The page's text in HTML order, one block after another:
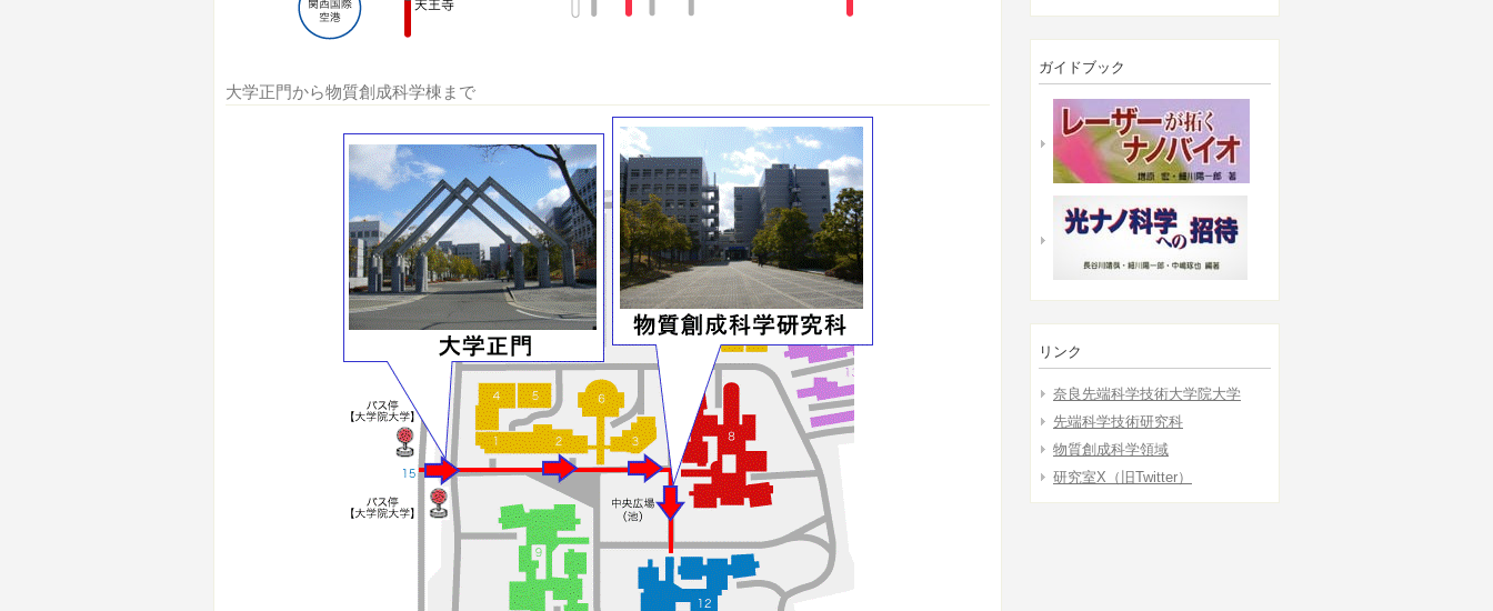
大学正門から物質創成科学棟まで
ガイドブック
リンク
奈良先端科学技術大学院大学
先端科学技術研究科
物質創成科学領域
研究室X（旧Twitter）